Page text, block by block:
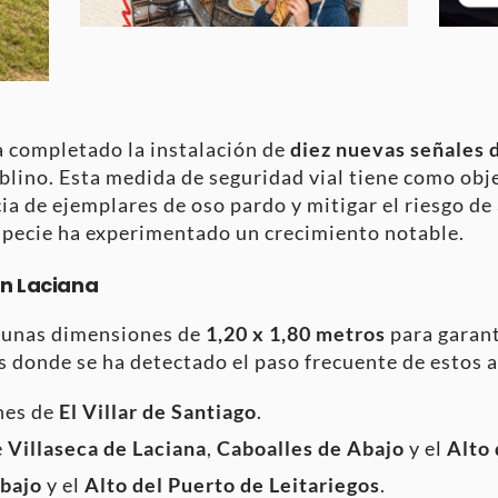
completado la instalación de diez nuevas señales
Esta medida de seguridad vial tiene como
de ejemplares de oso pardo y mitigar el riesgo
ha experimentado un crecimiento notable.
Laciana
dimensiones de 1,20 x 1,80 metros para
se ha detectado el paso frecuente de estos
de El Villar de Santiago.
Villaseca de Laciana, Caboalles de Abajo y el Alto
y el Alto del Puerto de Leitariegos.